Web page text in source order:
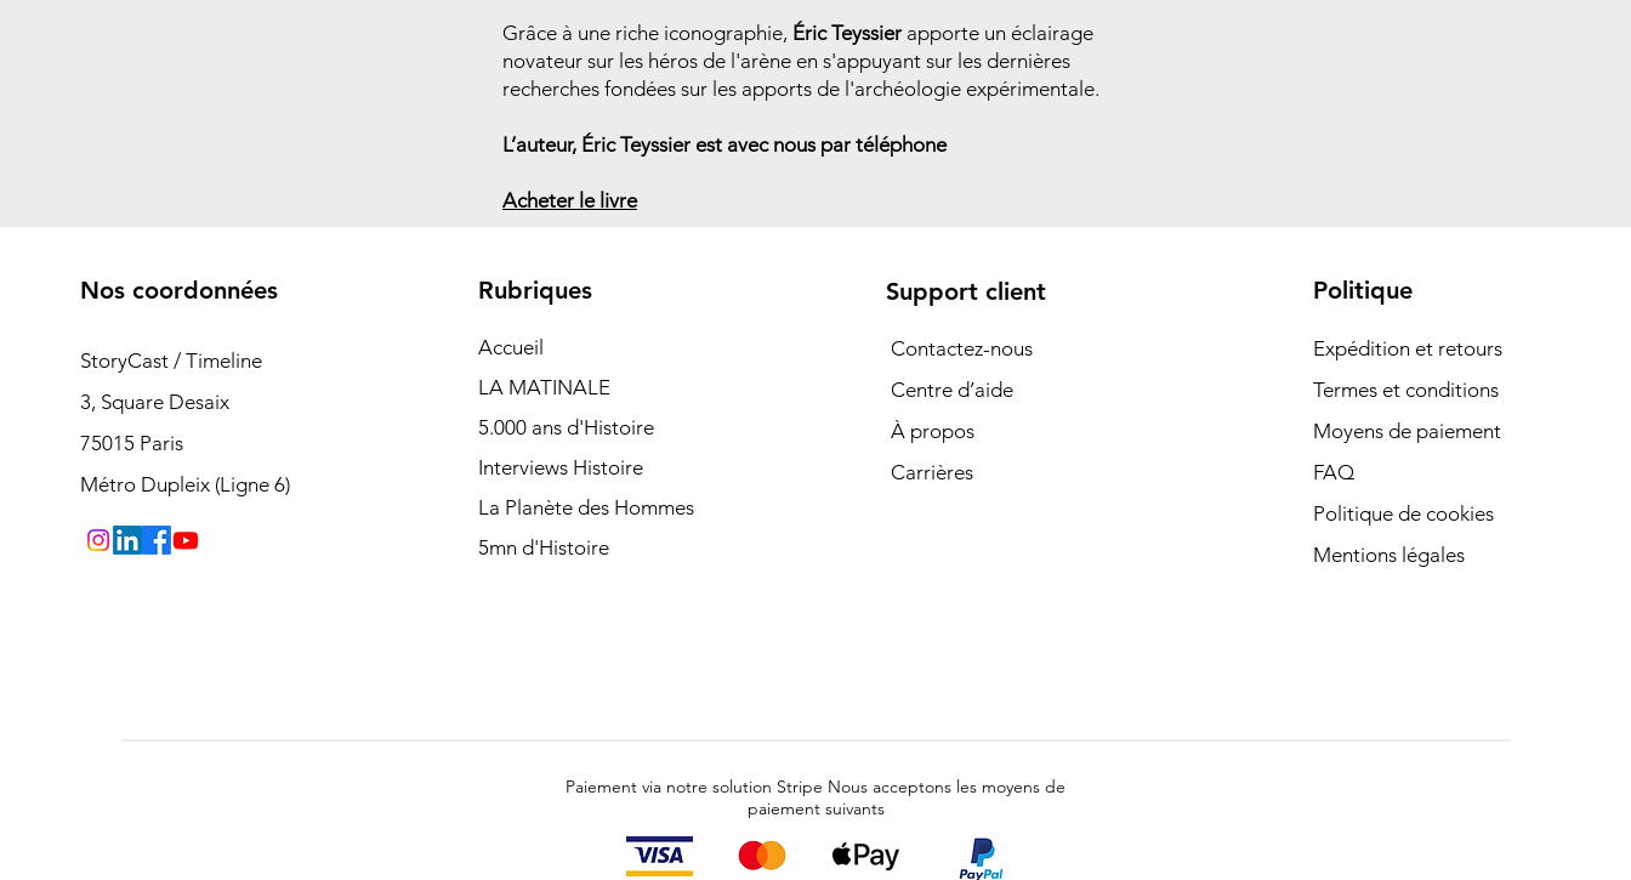
Grâce à une riche iconographie, Éric Teyssier apporte un éclairage
novateur sur les héros de l'arène en s'appuyant sur les dernières
recherches fondées sur les apports de l'archéologie expérimentale.
L’auteur, Éric Teyssier est avec nous par téléphone
Acheter le livre
Nos coordonnées
StoryCast / Timeline
3, Square Desaix
75015 Paris
Métro Dupleix (Ligne 6)
Rubriques
Accueil
LA MATINALE
5.000 ans d'Histoire
Interviews Histoire
La Planète des Hommes
5mn d'Histoire
Support client
Contactez-nous
Centre d’aide
À propos
Carrières
Politique
Expédition et retours
Termes et conditions
Moyens de paiement
FAQ
Politique de cookies
Mentions légales
Paiement via notre solution Stripe Nous acceptons les moyens de
paiement suivants